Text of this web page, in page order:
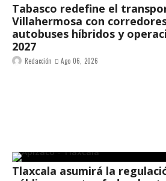
Tabasco redefine el
Villahermosa con
autobuses híbridos y
2027
Redacción Ago 06, 2026
Tlaxcala asumirá la